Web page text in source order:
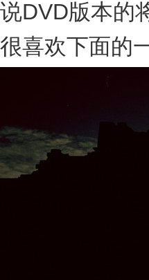
说DVD版本的
很喜欢下面的